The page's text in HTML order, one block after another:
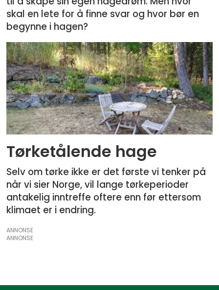
skal en lete for å finne svar og hvor bør en
begynne i hagen?
Tørketålende hage
Selv om tørke ikke er det første vi tenker på
når vi sier Norge, vil lange tørkeperioder
antakelig inntreffe oftere enn før ettersom
klimaet er i endring.
ANNONSE
ANNONSE